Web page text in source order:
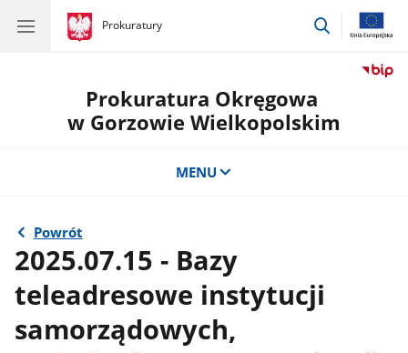
gov.pl
Prokuratury
gov.pl
Prokuratury
przejdź
Prokuratura Okręgowa
w Gorzowie Wielkopolskim
MENU
Powrót
2025.07.15 - Bazy
teleadresowe instytucji
samorządowych,